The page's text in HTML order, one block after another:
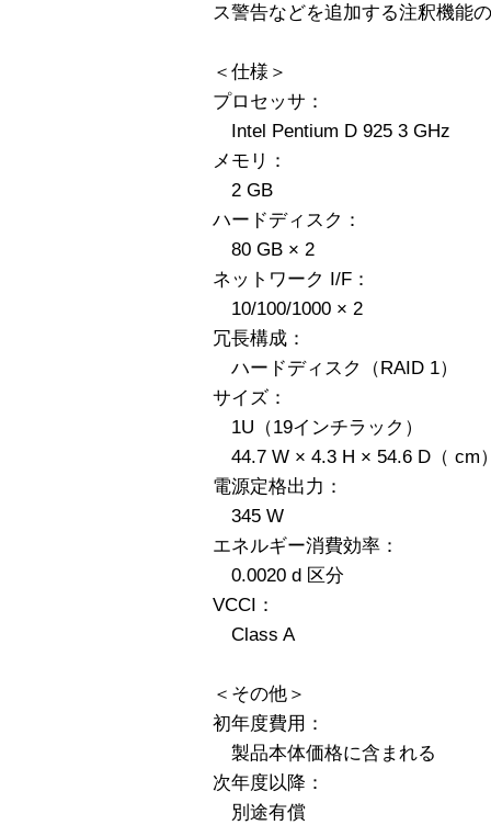
ス警告などを追加する注釈機能
＜仕様＞
プロセッサ：
Intel Pentium D 925 3 GHz
メモリ：
2 GB
ハードディスク：
80 GB × 2
ネットワーク I/F：
10/100/1000 × 2
冗長構成：
ハードディスク（RAID 1）
サイズ：
1U（19インチラック）
44.7 W × 4.3 H × 54.6 D（ cm
電源定格出力：
345 W
エネルギー消費効率：
0.0020 d 区分
VCCI：
Class A
＜その他＞
初年度費用：
製品本体価格に含まれる
次年度以降：
別途有償